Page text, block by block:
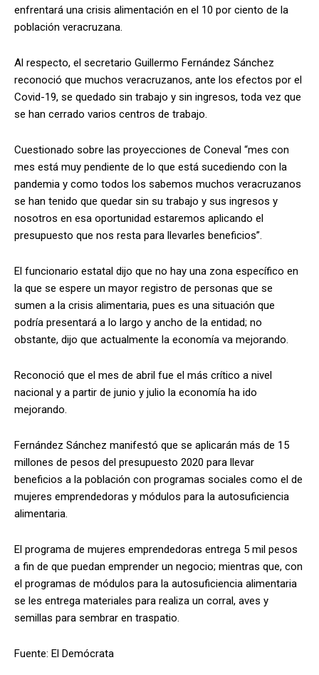
enfrentará una crisis alimentación en el 10 por ciento de la
población veracruzana.
Al respecto, el secretario Guillermo Fernández Sánchez
reconoció que muchos veracruzanos, ante los efectos por el
Covid-19, se quedado sin trabajo y sin ingresos, toda vez que
se han cerrado varios centros de trabajo.
Cuestionado sobre las proyecciones de Coneval “mes con
mes está muy pendiente de lo que está sucediendo con la
pandemia y como todos los sabemos muchos veracruzanos
se han tenido que quedar sin su trabajo y sus ingresos y
nosotros en esa oportunidad estaremos aplicando el
presupuesto que nos resta para llevarles beneficios”.
El funcionario estatal dijo que no hay una zona específico en
la que se espere un mayor registro de personas que se
sumen a la crisis alimentaria, pues es una situación que
podría presentará a lo largo y ancho de la entidad; no
obstante, dijo que actualmente la economía va mejorando.
Reconoció que el mes de abril fue el más crítico a nivel
nacional y a partir de junio y julio la economía ha ido
mejorando.
Fernández Sánchez manifestó que se aplicarán más de 15
millones de pesos del presupuesto 2020 para llevar
beneficios a la población con programas sociales como el de
mujeres emprendedoras y módulos para la autosuficiencia
alimentaria.
El programa de mujeres emprendedoras entrega 5 mil pesos
a fin de que puedan emprender un negocio; mientras que, con
el programas de módulos para la autosuficiencia alimentaria
se les entrega materiales para realiza un corral, aves y
semillas para sembrar en traspatio.
Fuente: El Demócrata